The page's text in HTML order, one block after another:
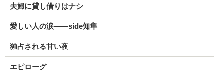
夫婦に貸し借りはナシ
愛しい人の涙――side知隼
独占される甘い夜
エピローグ